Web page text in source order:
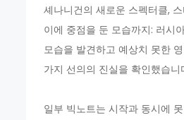
셰나니건의 새로운 스펙터클,
이에 중점을 둔 모습까지: 러시
모습을 발견하고 예상치 못한
가지 선의의 진실을 확인했습니
일부 빅노트는 시작과 동시에